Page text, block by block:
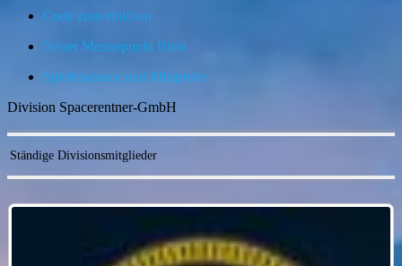
Code zum einlösen
Neuer Menuepunkt Büro
Spielebalance und Mitspieler
Division Spacerentner-GmbH
Ständige Divisionsmitglieder